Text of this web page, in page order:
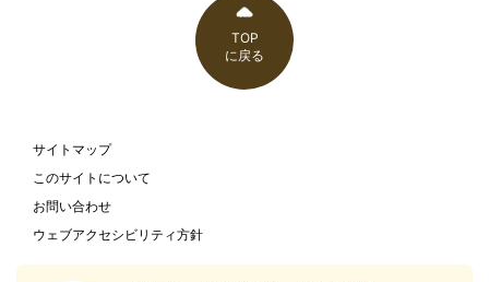
TOP
に戻る
サイトマップ
このサイトについて
お問い合わせ
ウェブアクセシビリティ方針